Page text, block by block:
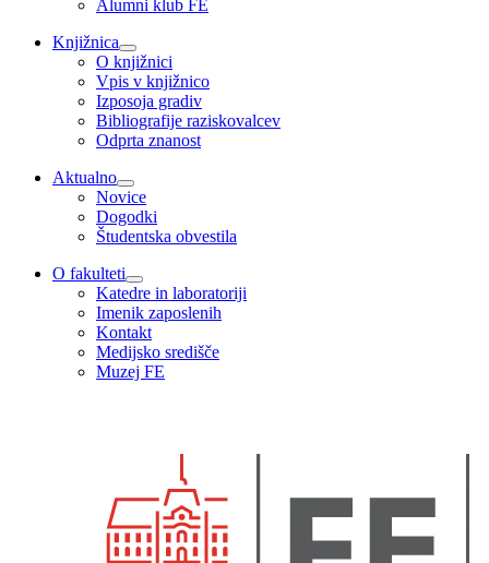
Alumni klub FE
Knjižnica
O knjižnici
Vpis v knjižnico
Izposoja gradiv
Bibliografije raziskovalcev
Odprta znanost
Aktualno
Novice
Dogodki
Študentska obvestila
O fakulteti
Katedre in laboratoriji
Imenik zaposlenih
Kontakt
Medijsko središče
Muzej FE